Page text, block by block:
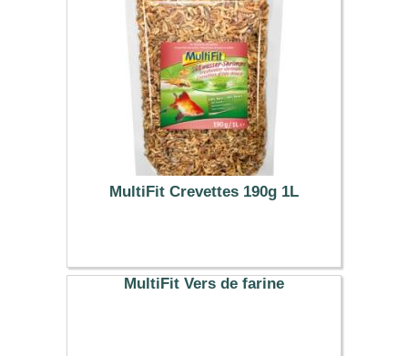
MultiFit Crevettes 190g 1L
9.99 €
MultiFit Vers de farine